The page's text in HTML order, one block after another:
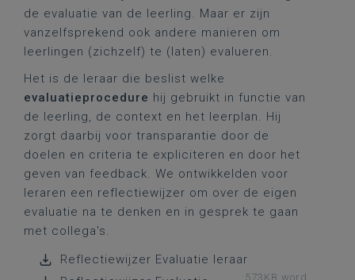
de evaluatie van de leerling. Maar er zijn
vanzelfsprekend ook andere manieren om
leerlingen (zichzelf) te (laten) evalueren.
Het is de leraar die beslist welke
evaluatieprocedure hij gebruikt in functie van
de leerling, de context en het leerplan. Hij
zorgt daarbij voor transparantie door de
doelen en criteria te expliciteren en door het
geven van feedback. We ontwikkelden voor
leraren een reflectiewijzer om over de eigen
evaluatie na te denken en in gesprek te gaan
met collega's.
Reflectiewijzer Evaluatie leraar
573KB word